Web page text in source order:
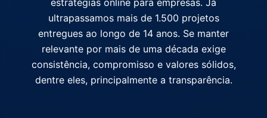
ultrapassamos mais de 1.500 projetos
entregues ao longo de 14 anos. Se manter
relevante por mais de uma década exige
consistência, compromisso e valores sólidos,
dentre eles, principalmente a transparência.